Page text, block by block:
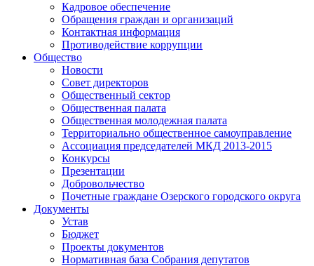
Кадровое обеспечение
Обращения граждан и организаций
Контактная информация
Противодействие коррупции
Общество
Новости
Совет директоров
Общественный сектор
Общественная палата
Общественная молодежная палата
Территориально общественное самоуправление
Ассоциация председателей МКД 2013-2015
Конкурсы
Презентации
Добровольчество
Почетные граждане Озерского городского округа
Документы
Устав
Бюджет
Проекты документов
Нормативная база Собрания депутатов